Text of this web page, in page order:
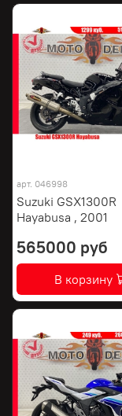
арт. 046998
Suzuki GSX1300R
Hayabusa , 2001
565000 руб
В корзину